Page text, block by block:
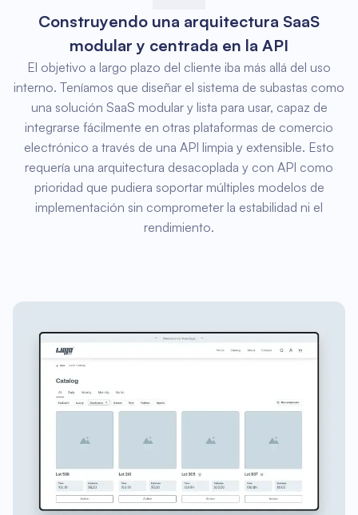
Construyendo una arquitectura SaaS
modular y centrada en la API
El objetivo a largo plazo del cliente iba más allá del uso
interno. Teníamos que diseñar el sistema de subastas como
una solución SaaS modular y lista para usar, capaz de
integrarse fácilmente en otras plataformas de comercio
electrónico a través de una API limpia y extensible. Esto
requería una arquitectura desacoplada y con API como
prioridad que pudiera soportar múltiples modelos de
implementación sin comprometer la estabilidad ni el
rendimiento.